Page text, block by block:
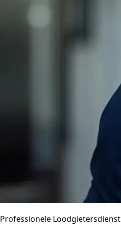
Professionele Loodgietersdienst